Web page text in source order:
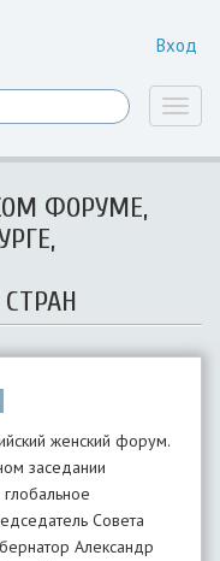
Вход
ФОРУМЕ,
женский форум.
заседании
Совета
Александр